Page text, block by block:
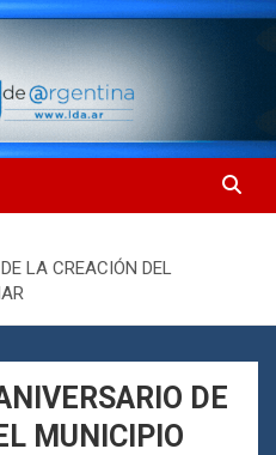
LA CREACIÓN DEL
DE
MUNICIPIO